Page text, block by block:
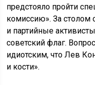
предстояло пройти
комиссию». За столом
и партийные
советский флаг.
идиотским, что Лев
и кости».